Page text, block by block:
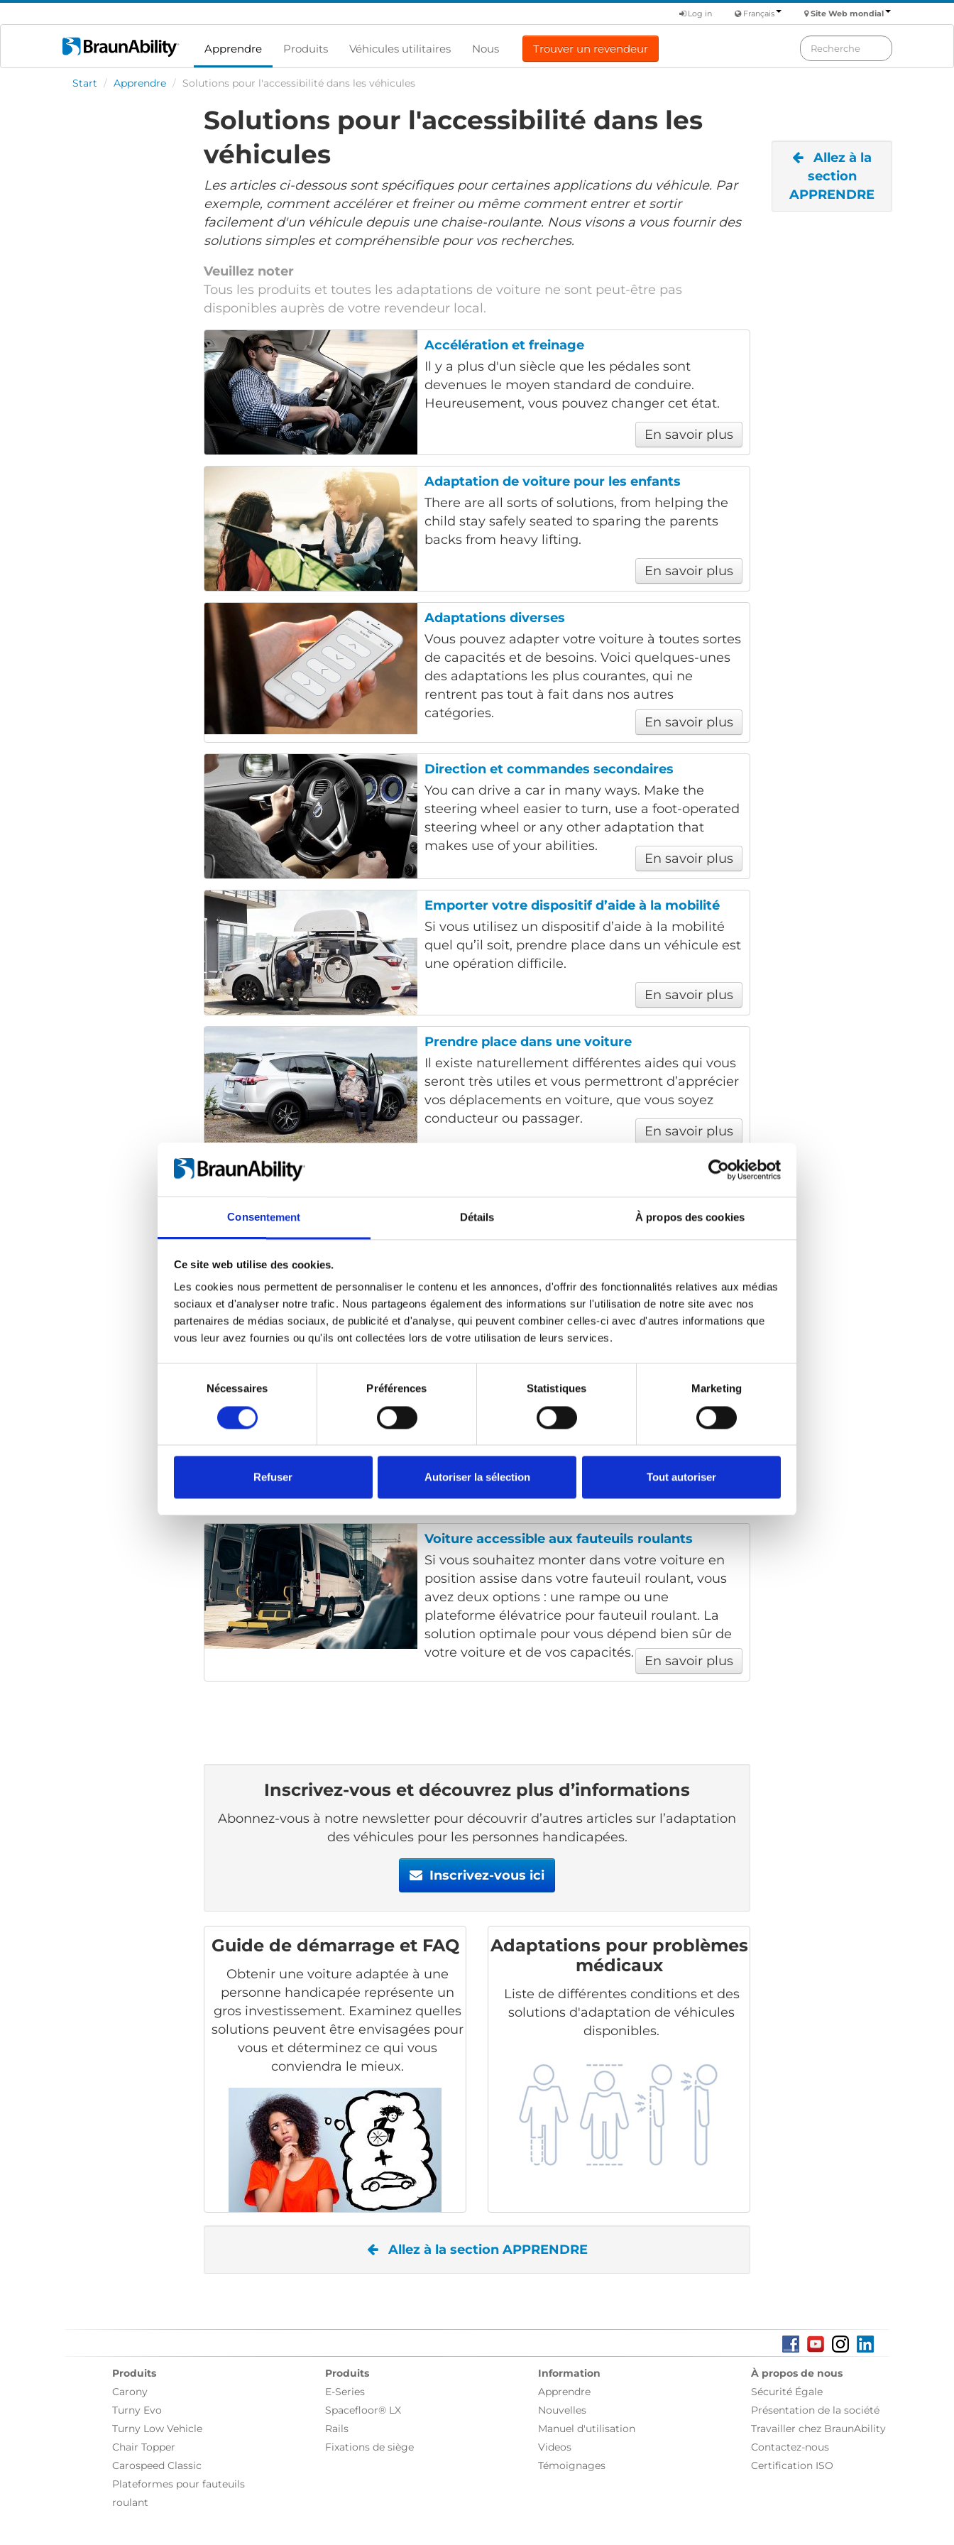
Consentement Détails À propos des cookies
Ce site web utilise des cookies.
Les cookies nous permettent de personnaliser le contenu et les annonces, d'offrir des fonctionnalités relatives aux médias
sociaux et d'analyser notre trafic. Nous partageons également des informations sur l'utilisation de notre site avec nos
partenaires de médias sociaux, de publicité et d'analyse, qui peuvent combiner celles-ci avec d'autres informations que
vous leur avez fournies ou qu'ils ont collectées lors de votre utilisation de leurs services.
consentement
Nécessaires Préférences Statistiques Marketing
Refuser Autoriser la sélection Tout autoriser
Site Web mondial
Français
Log in
Apprendre Produits Véhicules utilitaires Nous Trouver un revendeur
Start / Apprendre / Solutions pour l'accessibilité dans les véhicules
Solutions pour l'accessibilité dans les
véhicules
Les articles ci-dessous sont spécifiques pour certaines applications du véhicule. Par
exemple, comment accélérer et freiner ou même comment entrer et sortir
facilement d'un véhicule depuis une chaise-roulante. Nous visons a vous fournir des
solutions simples et compréhensible pour vos recherches.
Veuillez noter
Tous les produits et toutes les adaptations de voiture ne sont peut-être pas
disponibles auprès de votre revendeur local.
Accélération et freinage
Il y a plus d'un siècle que les pédales sont
devenues le moyen standard de conduire.
Heureusement, vous pouvez changer cet état.
En savoir plus
Adaptation de voiture pour les enfants
There are all sorts of solutions, from helping the
child stay safely seated to sparing the parents
backs from heavy lifting.
En savoir plus
Adaptations diverses
Vous pouvez adapter votre voiture à toutes sortes
de capacités et de besoins. Voici quelques-unes
des adaptations les plus courantes, qui ne
rentrent pas tout à fait dans nos autres
catégories.
En savoir plus
Direction et commandes secondaires
You can drive a car in many ways. Make the
steering wheel easier to turn, use a foot-operated
steering wheel or any other adaptation that
makes use of your abilities.
En savoir plus
Emporter votre dispositif d’aide à la mobilité
Si vous utilisez un dispositif d’aide à la mobilité
quel qu’il soit, prendre place dans un véhicule est
une opération difficile.
En savoir plus
Prendre place dans une voiture
Il existe naturellement différentes aides qui vous
seront très utiles et vous permettront d’apprécier
vos déplacements en voiture, que vous soyez
conducteur ou passager.
En savoir plus
Les personnes comme les fauteuils roulants
doivent pouvoir être en sécurité dans un
véhicule. En d’autres mots, les fixations pour
Bien qu’elle ne soit pas toujours nécessaire, une
ceinture de posture peut apporter un soutien
tout aussi important et permettre une position
assise sûre et confortable.
Véhicules à plancher abaissé
Il suffit d’entrer via la rampe, d’attacher sa
ceinture (la vôtre et celle de votre fauteuil
roulant), et vous êtes fin prêt à partir.
Voiture accessible aux fauteuils roulants
Si vous souhaitez monter dans votre voiture en
position assise dans votre fauteuil roulant, vous
avez deux options : une rampe ou une
plateforme élévatrice pour fauteuil roulant. La
solution optimale pour vous dépend bien sûr de
votre voiture et de vos capacités.
En savoir plus
Inscrivez-vous et découvrez plus d’informations
Abonnez-vous à notre newsletter pour découvrir d’autres articles sur l’adaptation
des véhicules pour les personnes handicapées.
Inscrivez-vous ici
Guide de démarrage et FAQ
Obtenir une voiture adaptée à une
personne handicapée représente un
gros investissement. Examinez quelles
solutions peuvent être envisagées pour
vous et déterminez ce qui vous
conviendra le mieux.
Adaptations pour problèmes
médicaux
Liste de différentes conditions et des
solutions d'adaptation de véhicules
disponibles.
Allez à la section APPRENDRE
Allez à la
section
APPRENDRE
Produits
Carony
Turny Evo
Turny Low Vehicle
Chair Topper
Carospeed Classic
Plateformes pour fauteuils
roulant
Produits
E-Series
Spacefloor® LX
Rails
Fixations de siège
Information
Apprendre
Nouvelles
Manuel d'utilisation
Videos
Témoignages
À propos de nous
Sécurité Égale
Présentation de la société
Travailler chez BraunAbility
Contactez-nous
Certification ISO